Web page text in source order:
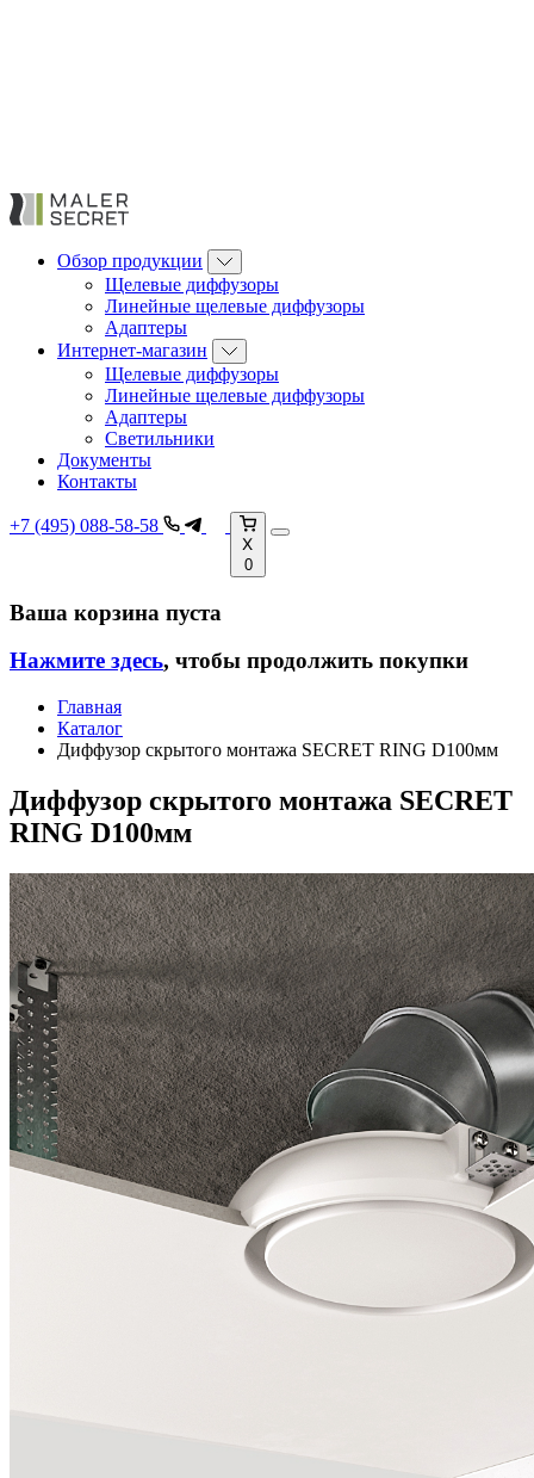
Обзор продукции
Щелевые диффузоры
Линейные щелевые диффузоры
Адаптеры
Интернет-магазин
Щелевые диффузоры
Линейные щелевые диффузоры
Адаптеры
Светильники
Документы
Контакты
+7 (495) 088-58-58
0
Ваша корзина пуста
Нажмите здесь, чтобы продолжить покупки
Главная
Каталог
Диффузор скрытого монтажа SECRET RING D100мм
Диффузор скрытого монтажа SECRET
RING D100мм